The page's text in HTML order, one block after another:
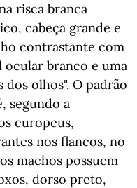
risca branca
cabeça grande e
contrastante com
ocular branco e uma
dos olhos". O padrão
segundo a
europeus,
nos flancos, no
machos possuem
dorso preto,